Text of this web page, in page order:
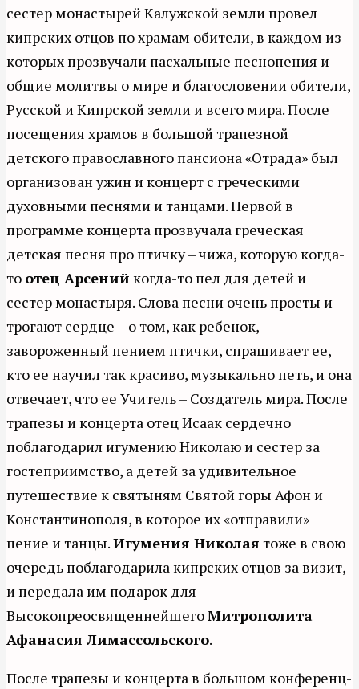
сестер монастырей Калужской земли провел
кипрских отцов по храмам обители, в каждом из
которых прозвучали пасхальные песнопения и
общие молитвы о мире и благословении обители,
Русской и Кипрской земли и всего мира. После
посещения храмов в большой трапезной
детского православного пансиона «Отрада» был
организован ужин и концерт с греческими
духовными песнями и танцами. Первой в
программе концерта прозвучала греческая
детская песня про птичку – чижа, которую когда-
то отец Арсений когда-то пел для детей и
сестер монастыря. Слова песни очень просты и
трогают сердце – о том, как ребенок,
завороженный пением птички, спрашивает ее,
кто ее научил так красиво, музыкально петь, и она
отвечает, что ее Учитель – Создатель мира. После
трапезы и концерта отец Исаак сердечно
поблагодарил игумению Николаю и сестер за
гостеприимство, а детей за удивительное
путешествие к святыням Святой горы Афон и
Константинополя, в которое их «отправили»
пение и танцы.Игумения Николая тоже в свою
очередь поблагодарила кипрских отцов за визит,
и передала им подарок для
ВысокопреосвященнейшегоМитрополита
Афанасия Лимассольского.
После трапезы и концерта в большом конференц-